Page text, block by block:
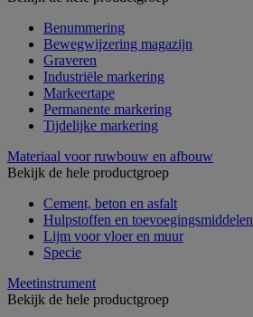
Benummering
Bewegwijzering magazijn
Graveren
Industriële markering
Markeertape
Permanente markering
Tijdelijke markering
Materiaal voor ruwbouw en afbouw
Bekijk de hele productgroep
Cement, beton en asfalt
Hulpstoffen en toevoegingsmiddelen
Lijm voor vloer en muur
Specie
Meetinstrument
Bekijk de hele productgroep